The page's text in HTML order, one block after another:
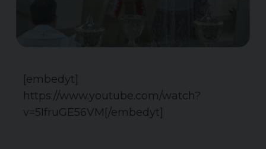
[embedyt]
https://www.youtube.com/watch?
v=5IfruGE56VM[/embedyt]